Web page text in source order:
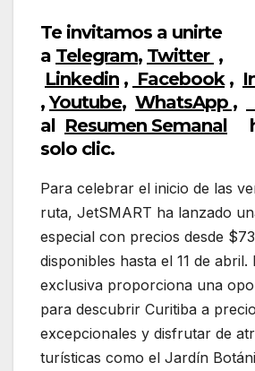
Te invitamos a unirte
a Telegram, Twitter ,
Linkedin , Facebook,
,Youtube, WhatsApp ,
al Resumen Semanal
solo clic.
Para celebrar el inicio de las
ruta, JetSMART ha lanzado
especial con precios desde
disponibles hasta el 11 de abril.
exclusiva proporciona una
para descubrir Curitiba a
excepcionales y disfrutar de
turísticas como el Jardín